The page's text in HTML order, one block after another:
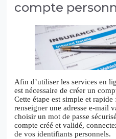
compte
Afin d’utiliser les services en
est nécessaire de créer un
Cette étape est simple et
renseigner une adresse e-mail
choisir un mot de passe
compte créé et validé,
de vos identifiants personnels.